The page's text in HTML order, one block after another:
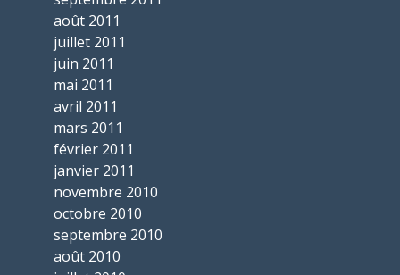
août 2011
juillet 2011
juin 2011
mai 2011
avril 2011
mars 2011
février 2011
janvier 2011
novembre 2010
octobre 2010
septembre 2010
août 2010